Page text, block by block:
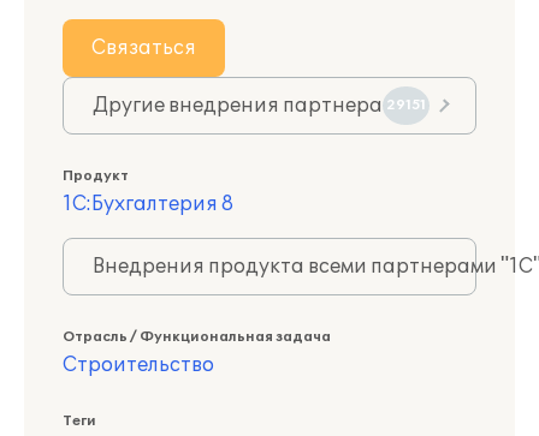
Связаться
Другие внедрения партнера 29151
Продукт
1С:Бухгалтерия 8
Внедрения продукта всеми партнерами
Отрасль / Функциональная задача
Строительство
Теги